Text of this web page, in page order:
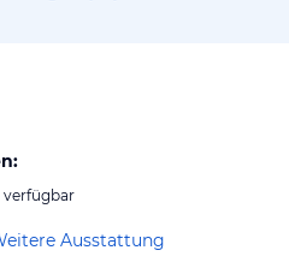
verfügbar
Ausstattung